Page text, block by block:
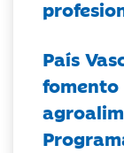
País